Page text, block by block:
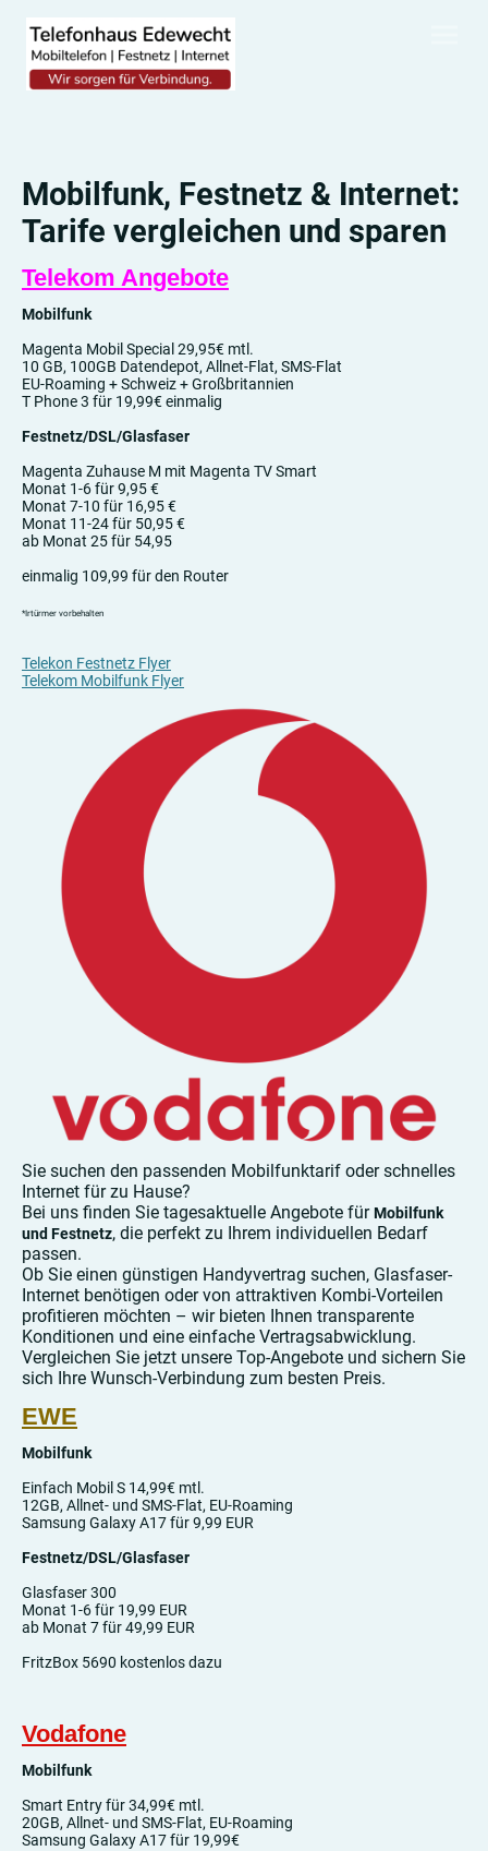
Mobilfunk, Festnetz & Internet:
Tarife vergleichen und sparen
Telekom Angebote
Mobilfunk
Magenta Mobil Special 29,95€ mtl.
10 GB, 100GB Datendepot, Allnet-Flat, SMS-Flat
EU-Roaming + Schweiz + Großbritannien
T Phone 3 für 19,99€ einmalig
Festnetz/DSL/Glasfaser
Magenta Zuhause M mit Magenta TV Smart
Monat 1-6 für 9,95 €
Monat 7-10 für 16,95 €
Monat 11-24 für 50,95 €
ab Monat 25 für 54,95
einmalig 109,99 für den Router
*Irtürmer vorbehalten
Telekon Festnetz Flyer
Telekom Mobilfunk Flyer
Sie suchen den passenden Mobilfunktarif oder schnelles
Internet für zu Hause?
Bei uns finden Sie tagesaktuelle Angebote fürMobilfunk
und Festnetz, die perfekt zu Ihrem individuellen Bedarf
passen.
Ob Sie einen günstigen Handyvertrag suchen, Glasfaser-
Internet benötigen oder von attraktiven Kombi-Vorteilen
profitieren möchten – wir bieten Ihnen transparente
Konditionen und eine einfache Vertragsabwicklung.
Vergleichen Sie jetzt unsere Top-Angebote und sichern Sie
sich Ihre Wunsch-Verbindung zum besten Preis.
EWE
Mobilfunk
Einfach Mobil S 14,99€ mtl.
12GB, Allnet- und SMS-Flat, EU-Roaming
Samsung Galaxy A17 für 9,99 EUR
Festnetz/DSL/Glasfaser
Glasfaser 300
Monat 1-6 für 19,99 EUR
ab Monat 7 für 49,99 EUR
FritzBox 5690 kostenlos dazu
Vodafone
Mobilfunk
Smart Entry für 34,99€ mtl.
20GB, Allnet- und SMS-Flat, EU-Roaming
Samsung Galaxy A17 für 19,99€